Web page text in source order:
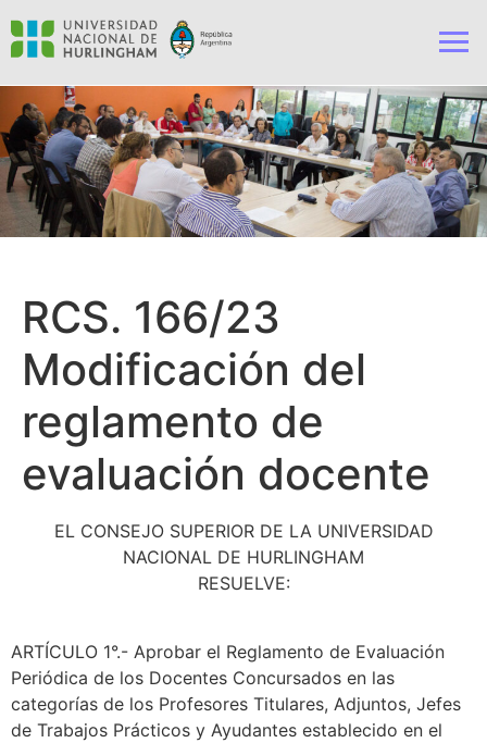
RCS. 166/23
Modificación del
reglamento de
evaluación docente
EL CONSEJO SUPERIOR DE LA UNIVERSIDAD
NACIONAL DE HURLINGHAM
RESUELVE:
ARTÍCULO 1°.- Aprobar el Reglamento de Evaluación
Periódica de los Docentes Concursados en las
categorías de los Profesores Titulares, Adjuntos, Jefes
de Trabajos Prácticos y Ayudantes establecido en el